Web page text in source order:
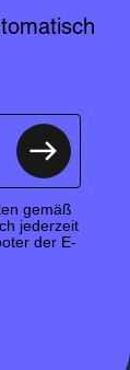
gemäß
jederzeit
der E-